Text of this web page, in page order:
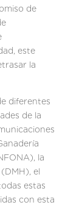
de
este
la
diferentes
de la
la
el
estas
con esta